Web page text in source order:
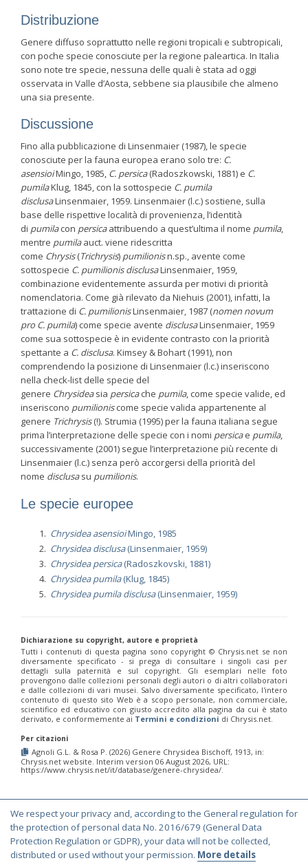
We respect your privacy and, according to the General regulation for
the protection of personal data No. 2016/679 (General Data
Protection Regulation or GDPR), your data will not be collected,
distributed or used without your permission. More details
Distribuzione
Genere diffuso soprattutto nelle regioni tropicali e subtropicali,
con poche specie conosciute per la regione paleartica. In Italia
sono note tre specie, nessuna delle quali è stata ad oggi
osservata in Valle d’Aosta, sebbene sia plausibile che almeno
una sia presente.
Discussione
Fino alla pubblicazione di Linsenmaier (1987), le specie
conosciute per la fauna europea erano solo tre: C.
asensioiMingo, 1985, C. persica(Radoszkowski, 1881) e C.
pumilaKlug, 1845, con la sottospecie C. pumila
disclusaLinsenmaier, 1959. Linsenmaier (l.c.) sostiene, sulla
base delle rispettive località di provenienza, l’identità
di pumilacon persicaattribuendo a quest’ultima il nome pumila,
mentre pumilaauct. viene ridescritta
come Chrysis(Trichrysis) pumilionisn.sp., avente come
sottospecie C. pumilionis disclusaLinsenmaier, 1959,
combinazione evidentemente assurda per motivi di priorità
nomenclatoria. Come già rilevato da Niehuis (2001), infatti, la
trattazione di C. pumilionisLinsenmaier, 1987 (nomen novum
pro C. pumila) come specie avente disclusaLinsenmaier, 1959
come sua sottospecie è in evidente contrasto con la priorità
spettante a C. disclusa. Kimsey & Bohart (1991), non
comprendendo la posizione di Linsenmaier (l.c.) inseriscono
nella check-list delle specie del
genere Chrysideasia persicache pumila, come specie valide, ed
inseriscono pumilioniscome specie valida appartenente al
genere Trichrysis(!). Strumia (1995) per la fauna italiana segue
prima l’interpretazione delle specie con i nomi persicae pumila,
successivamente (2001) segue l’interpretazione più recente di
Linsenmaier (l.c.) senza però accorgersi della priorità del
nome disclusasu pumilionis.
Le specie europee
Chrysidea asensioiMingo, 1985
Chrysidea disclusa(Linsenmaier, 1959)
Chrysidea persica(Radoszkovski, 1881)
Chrysidea pumila(Klug, 1845)
Chrysidea pumila disclusa(Linsenmaier, 1959)
Dichiarazione su copyright, autore e proprietà
Tutti i contenuti di questa pagina sono copyright ©️ Chrysis.net se non
diversamente specificato - si prega di consultare i singoli casi per
dettagli sulla paternità e sul copyright. Gli esemplari nelle foto
provengono dalle collezioni personali degli autori o di altri collaboratori
e dalle collezioni di vari musei. Salvo diversamente specificato, l'intero
contenuto di questo sito Web è a scopo personale, non commerciale,
scientifico ed educativo con giusto accredito alla pagina da cui è stato
derivato, e conformemente ai Termini e condizioni di Chrysis.net.
Per citazioni
Agnoli G.L. & Rosa P. (2026) Genere Chrysidea Bischoff, 1913, in:
Chrysis.net website. Interim version 06 August 2026, URL:
https://www.chrysis.net/it/database/genere-chrysidea/.
© Copyright 2000-2026 Chrysis.net. All Rights Reserved.
Terms and Conditions |Privacy Policy